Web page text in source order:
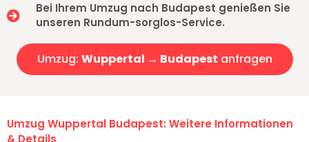
Bei Ihrem Umzug nach Budapest genießen Sie
unseren Rundum-sorglos-Service.
Umzug: Wuppertal → Budapest anfragen
Umzug Wuppertal Budapest: Weitere Informationen
& Details